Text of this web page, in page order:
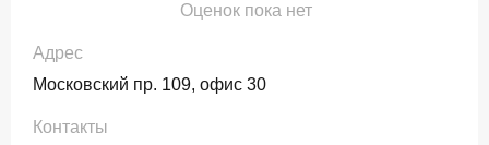
Оценок пока нет
Адрес
Московский пр. 109, офис 30
Контакты